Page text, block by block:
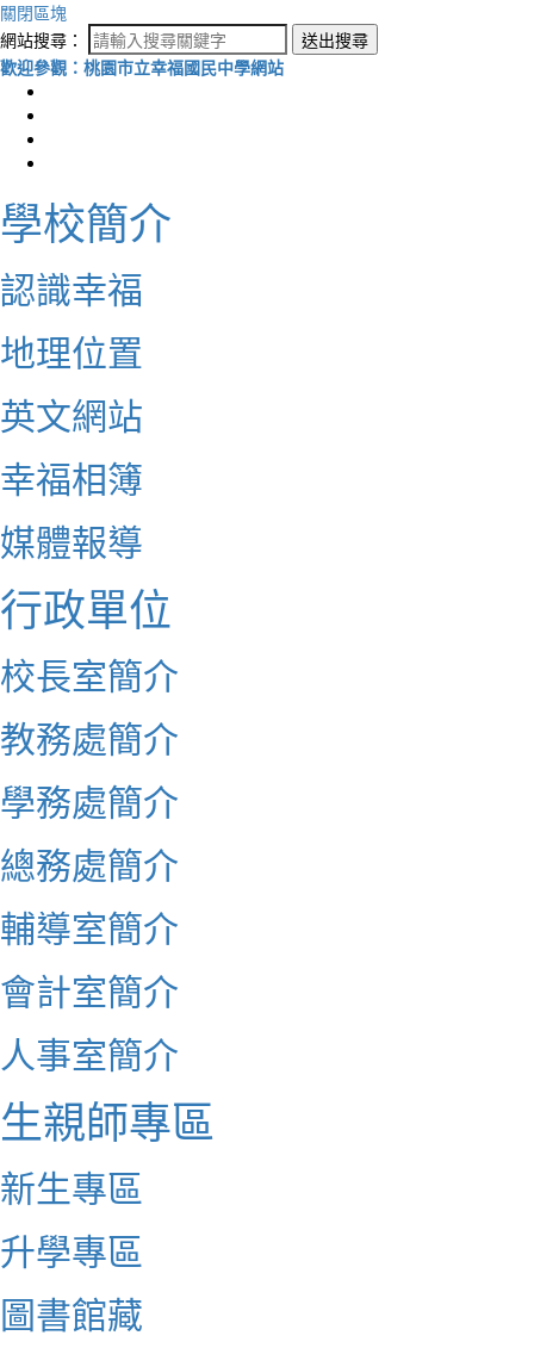
關閉區塊
網站搜尋：
送出搜尋
歡迎參觀：桃園市立幸福國民中學網站
學校簡介
認識幸福
地理位置
英文網站
幸福相簿
媒體報導
行政單位
校長室簡介
教務處簡介
學務處簡介
總務處簡介
輔導室簡介
會計室簡介
人事室簡介
生親師專區
新生專區
升學專區
圖書館藏